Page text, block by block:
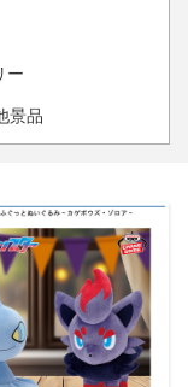
ー
景品